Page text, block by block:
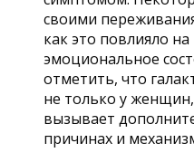
своими
как это повлияло
эмоциональное
отметить, что
не только у
вызывает
причинах и